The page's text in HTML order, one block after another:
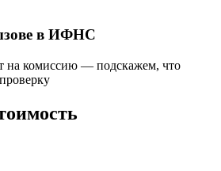
в ИФНС
на комиссию — подскажем, что